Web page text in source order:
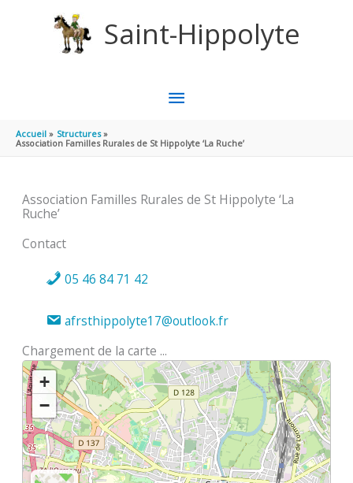
Saint-Hippolyte
MENU
PRINCIPAL
Accueil
Structures
Association Familles Rurales de St Hippolyte ‘La Ruche’
Association Familles Rurales de St Hippolyte ‘La
Ruche’
Contact
05 46 84 71 42
afrsthippolyte17@outlook.fr
Chargement de la carte ...
+
−